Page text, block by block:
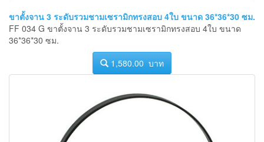
ขาตั้งจาน 3 ระดับรวมชามเซรามิกทรงสอบ 4ใบ ขนาด 36*36*30 ซม.
FF 034 G ขาตั้งจาน 3 ระดับรวมชามเซรามิกทรงสอบ 4ใบ ขนาด
36*36*30 ซม.
1,580.00 บาท